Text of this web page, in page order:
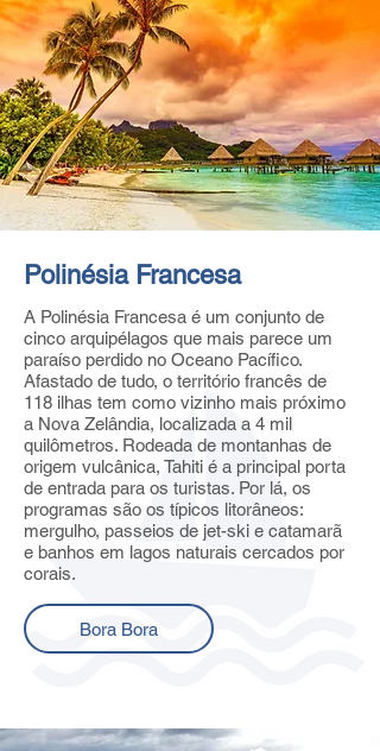
Polinésia Francesa
A Polinésia Francesa é um conjunto de
cinco arquipélagos que mais parece um
paraíso perdido no Oceano Pacífico.
Afastado de tudo, o território francês de
118 ilhas tem como vizinho mais próximo
a Nova Zelândia, localizada a 4 mil
quilômetros. Rodeada de montanhas de
origem vulcânica, Tahiti é a principal porta
de entrada para os turistas. Por lá, os
programas são os típicos litorâneos:
mergulho, passeios de jet-ski e catamarã
e banhos em lagos naturais cercados por
corais.
Bora Bora